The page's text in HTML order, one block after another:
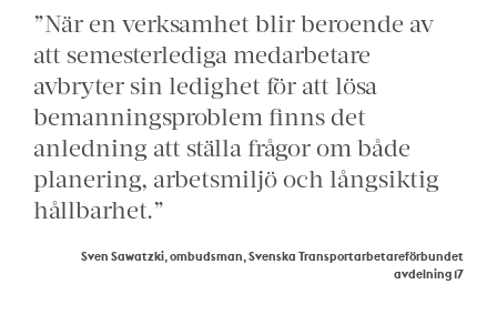
”När en verksamhet blir beroende av
att semesterlediga medarbetare
avbryter sin ledighet för att lösa
bemanningsproblem finns det
anledning att ställa frågor om både
planering, arbetsmiljö och långsiktig
hållbarhet.”
Sven Sawatzki, ombudsman, Svenska Transportarbetareförbundet
avdelning 17